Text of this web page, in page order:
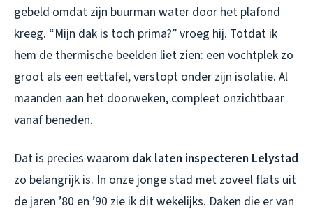
gebeld omdat zijn buurman water door het plafond
kreeg. “Mijn dak is toch prima?” vroeg hij. Totdat ik
hem de thermische beelden liet zien: een vochtplek zo
groot als een eettafel, verstopt onder zijn isolatie. Al
maanden aan het doorweken, compleet onzichtbaar
vanaf beneden.
Dat is precies waarom dak laten inspecteren Lelystad
zo belangrijk is. In onze jonge stad met zoveel flats uit
de jaren ’80 en ’90 zie ik dit wekelijks. Daken die er van